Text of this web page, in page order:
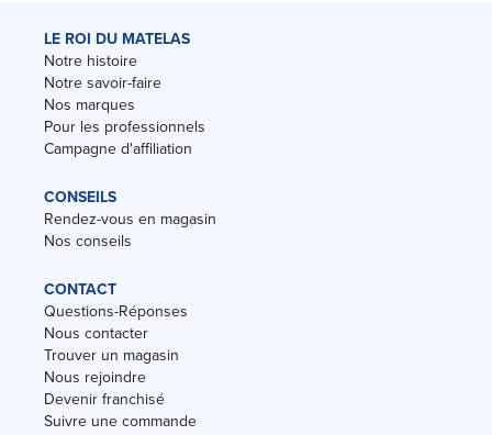
LE ROI DU MATELAS
Notre histoire
Notre savoir-faire
Nos marques
Pour les professionnels
Campagne d'affiliation
CONSEILS
Rendez-vous en magasin
Nos conseils
CONTACT
Questions-Réponses
Nous contacter
Trouver un magasin
Nous rejoindre
Devenir franchisé
Suivre une commande